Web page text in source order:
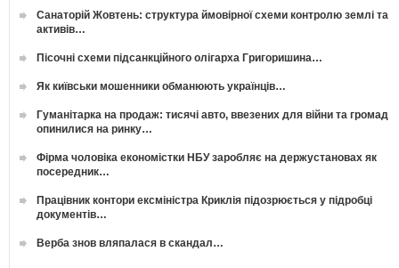
Санаторій Жовтень: структура ймовірної схеми контролю землі та
активів…
Пісочні схеми підсанкційного олігарха Григоришина…
Як київськи мошенники обманюють українців…
Гуманітарка на продаж: тисячі авто, ввезених для війни та громад
опинилися на ринку…
Фірма чоловіка економістки НБУ заробляє на держустановах як
посередник…
Працівник контори ексміністра Криклія підозрюється у підробці
документів…
Верба знов вляпалася в скандал…